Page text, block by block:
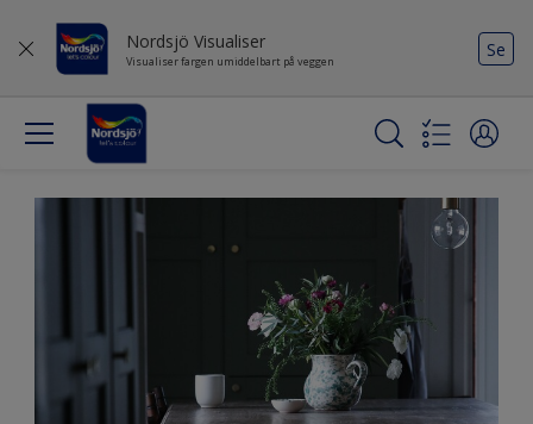
Nordsjö Visualiser
Visualiser fargen umiddelbart på veggen
Se